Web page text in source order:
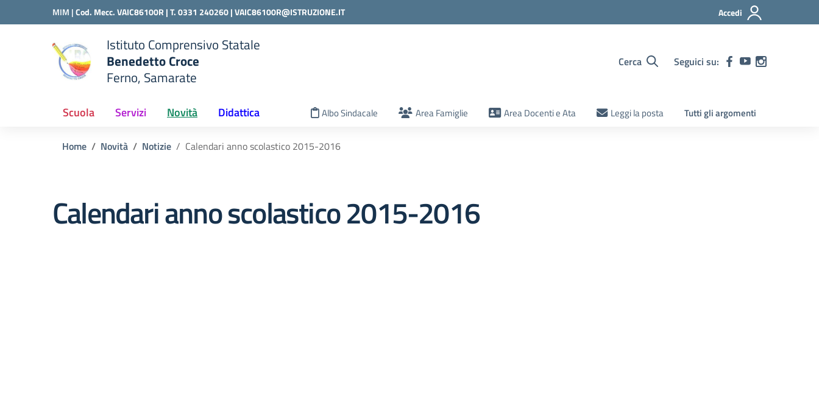
Vai ai contenuti
Vai al menu di navigazione
MIM |Cod. Mecc. VAIC86100R | T. 0331 240260 |VAIC86100R@ISTRUZIONE.IT Accedi
scuola
Istituto Comprensivo Statale
Benedetto Croce
Ferno, Samarate
Cerca Seguici su:
Scuola Servizi Novità Didattica Albo Sindacale Area Famiglie Area Docenti e Ata Leggi la posta Tutti gli argomenti
Home Novità Notizie Calendari anno scolastico 2015-2016
Calendari anno scolastico 2015-2016